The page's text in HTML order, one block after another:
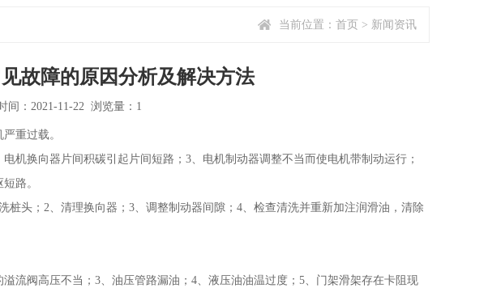
当前位置： 首页 > 新闻资讯
故障的原因分析及解决方法
间：2021-11-22 浏览量：1
重过载。
向器片间积碳引起片间短路；3、电机制动器调整不当而使电机带制动运行；
路。
头；2、清理换向器；3、调整制动器间隙；4、检查清洗并重新加注润滑油，清除
高压不当；3、油压管路漏油；4、液压油油温过度；5、门架滑架存在卡阻现